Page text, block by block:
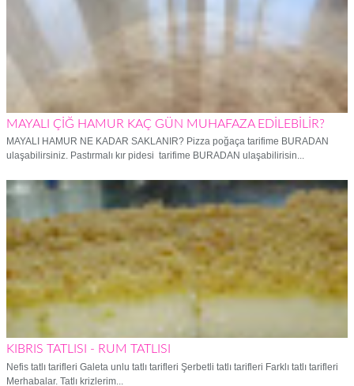
MAYALI ÇİĞ HAMUR KAÇ GÜN MUHAFAZA EDİLEBİLİR?
MAYALI HAMUR NE KADAR SAKLANIR? Pizza poğaça tarifime BURADAN
ulaşabilirsiniz. Pastırmalı kır pidesi tarifime BURADAN ulaşabilirisin...
KIBRIS TATLISI - RUM TATLISI
Nefis tatlı tarifleri Galeta unlu tatlı tarifleri Şerbetli tatlı tarifleri Farklı tatlı tarifleri
Merhabalar. Tatlı krizlerim...